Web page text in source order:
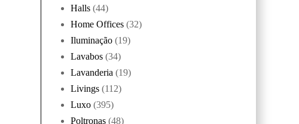
Halls (44)
Home Offices (32)
Iluminação (19)
Lavabos (34)
Lavanderia (19)
Livings (112)
Luxo (395)
Poltronas (48)